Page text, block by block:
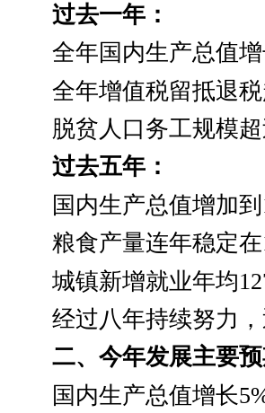
过去一年：
全年国内生产总值
全年增值税留抵退
脱贫人口务工规模
过去五年：
国内生产总值增加到
粮食产量连年稳定在
城镇新增就业年均
经过八年持续努力
二、今年发展主要
国内生产总值增长